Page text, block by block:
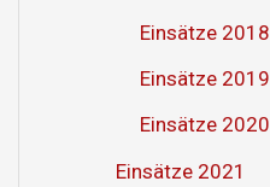
Einsätze 2018
Einsätze 2019
Einsätze 2020
Einsätze 2021